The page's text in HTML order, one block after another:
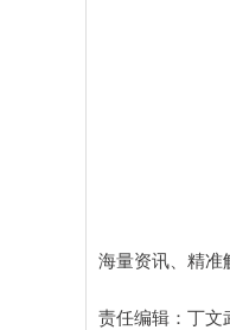
海量资讯、精准
责任编辑：丁文